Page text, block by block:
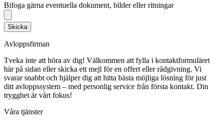
Bifoga gärna eventuella dokument, bilder eller ritningar
Skicka
Avloppsfirman
Tveka inte att höra av dig! Välkommen att fylla i kontaktformuläret
här på sidan eller skicka ett mejl för en offert eller rådgivning. Vi
svarar snabbt och hjälper dig att hitta bästa möjliga lösning för just
ditt avloppssystem – med personlig service från första kontakt. Din
trygghet är vårt fokus!
Våra tjänster